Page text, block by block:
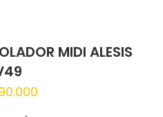
MIDI ALESIS